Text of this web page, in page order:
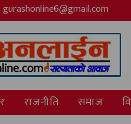
gurashonline6@gmail.com
राजनीति समाज